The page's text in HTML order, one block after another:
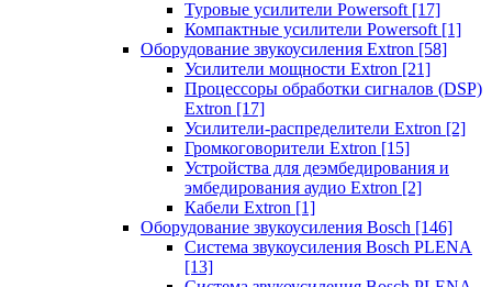
Туровые усилители Powersoft [17]
Компактные усилители Powersoft [1]
Оборудование звукоусиления Extron [58]
Усилители мощности Extron [21]
Процессоры обработки сигналов (DSP)
Extron [17]
Усилители-распределители Extron [2]
Громкоговорители Extron [15]
Устройства для деэмбедирования и
эмбедирования аудио Extron [2]
Кабели Extron [1]
Оборудование звукоусиления Bosch [146]
Система звукоусиления Bosch PLENA
[13]